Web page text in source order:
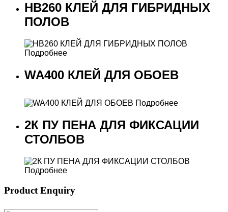
HB260 КЛЕЙ ДЛЯ ГИБРИДНЫХ
ПОЛОВ
Подробнее
WA400 КЛЕЙ ДЛЯ ОБОЕВ
Подробнее
2К ПУ ПЕНА ДЛЯ ФИКСАЦИИ
СТОЛБОВ
Подробнее
Product Enquiry